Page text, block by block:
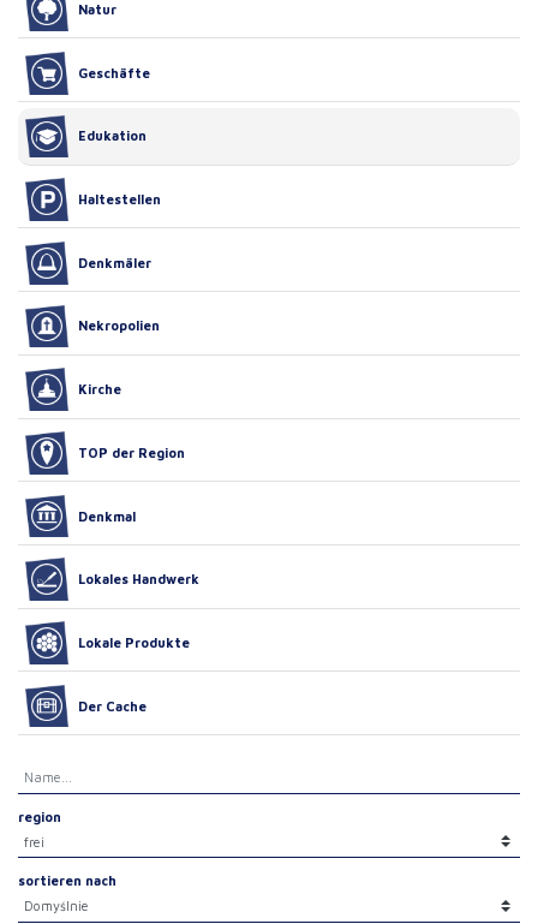
Natur
Geschäfte
Edukation
Haltestellen
Denkmäler
Nekropolien
Kirche
TOP der Region
Denkmal
Lokales Handwerk
Lokale Produkte
Der Cache
region
sortieren nach